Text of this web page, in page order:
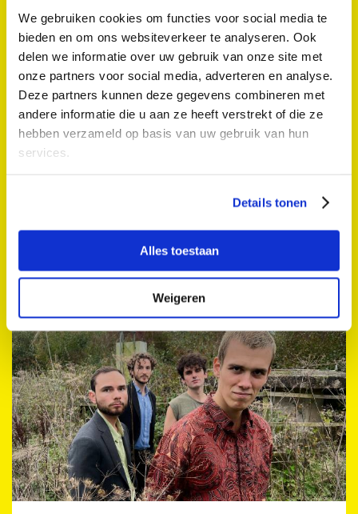
We gebruiken cookies om functies voor social media te
bieden en om ons websiteverkeer te analyseren. Ook
delen we informatie over uw gebruik van onze site met
onze partners voor social media, adverteren en analyse.
Deze partners kunnen deze gegevens combineren met
andere informatie die u aan ze heeft verstrekt of die ze
hebben verzameld op basis van uw gebruik van hun
services.
Details tonen
Alles toestaan
Weigeren
Za 13 sep. 2025 10:00 - 17:00
Expositie